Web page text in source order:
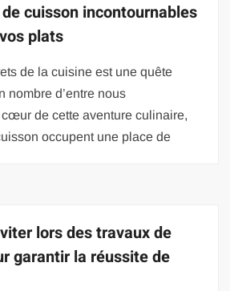
cuisson incontournables
plats
de la cuisine est une quête
nombre d’entre nous
de cette aventure culinaire,
occupent une place de
lors des travaux de
garantir la réussite de